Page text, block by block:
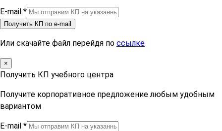
E-mail *
Получить КП по e-mail
Или скачайте файл перейдя по ссылке
×
Получить КП учебного центра
Получите корпоративное предложение любым удобным
вариантом
E-mail *